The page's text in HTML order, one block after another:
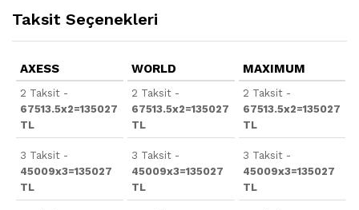
Taksit Seçenekleri
AXESS
2 Taksit -
67513.5x2=135027
TL
3 Taksit -
45009x3=135027
TL
WORLD
2 Taksit -
67513.5x2=135027
TL
3 Taksit -
45009x3=135027
TL
MAXIMUM
2 Taksit -
67513.5x2=135027
TL
3 Taksit -
45009x3=135027
TL